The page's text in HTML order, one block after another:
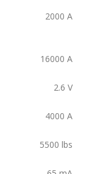
2000 A
16000 A
2.6 V
4000 A
5500 lbs